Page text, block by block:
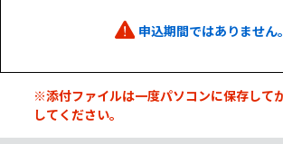
申込期間ではありません。
※添付ファイルは一度パソコンに保存して
してください。